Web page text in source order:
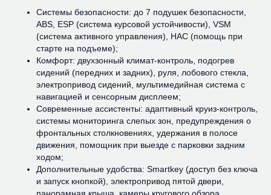
Системы безопасности: до 7 подушек безопасности,
ABS, ESP (система курсовой устойчивости), VSM
(система активного управления), HAC (помощь при
старте на подъеме);
Комфорт: двухзонный климат-контроль, подогрев
сидений (передних и задних), руля, лобового стекла,
электропривод сидений, мультимедийная система с
навигацией и сенсорным дисплеем;
Современные ассистенты: адаптивный круиз-контроль,
системы мониторинга слепых зон, предупреждения о
фронтальных столкновениях, удержания в полосе
движения, помощник при выезде с парковки задним
ходом;
Дополнительные удобства: Smartkey (доступ без ключа
и запуск кнопкой), электропривод пятой двери,